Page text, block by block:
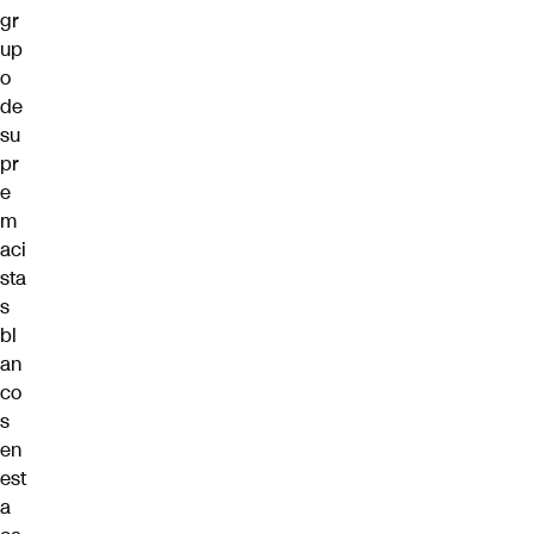
gr
up
o
de
su
pr
e
m
aci
sta
s
bl
an
co
s
en
est
a